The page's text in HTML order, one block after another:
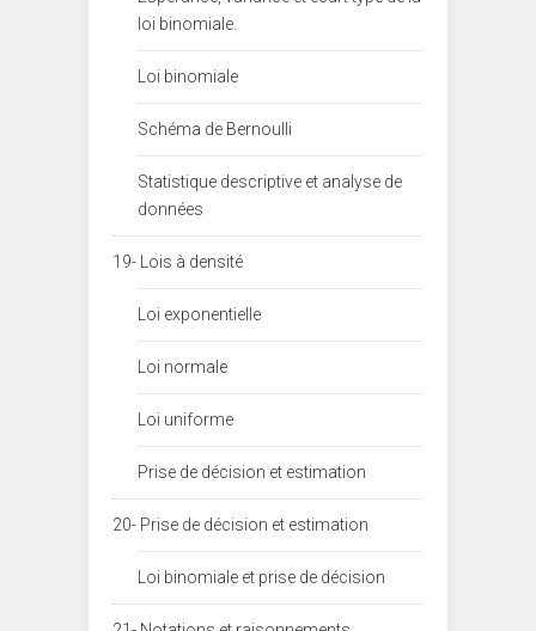
loi binomiale.
Loi binomiale
Schéma de Bernoulli
Statistique descriptive et analyse de
données
19- Lois à densité
Loi exponentielle
Loi normale
Loi uniforme
Prise de décision et estimation
20- Prise de décision et estimation
Loi binomiale et prise de décision